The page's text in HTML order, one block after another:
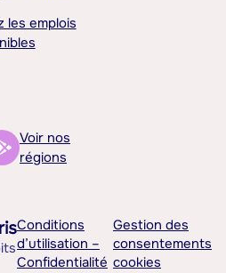
les emplois
Voir nos
régions
Conditions
d’utilisation –
Confidentialité
Gestion des
consentements
cookies